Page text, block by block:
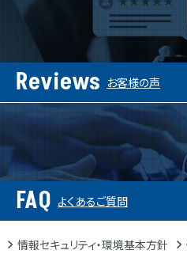
Reviews お客様の声
FAQ よくあるご質問
情報セキュリティ・環境基本方針